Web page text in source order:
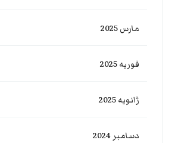
مارس 2025
فوریه 2025
ژانویه 2025
دسامبر 2024